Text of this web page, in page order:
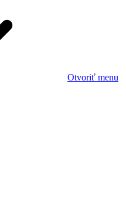
Otvoriť menu